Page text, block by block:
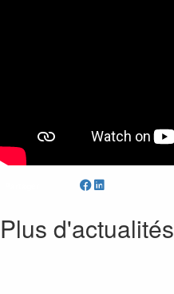
Plus d'actualités